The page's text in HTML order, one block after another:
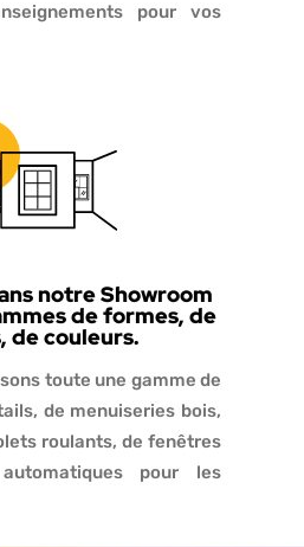
pour vos
notre Showroom
de formes, de
de couleurs.
toute une gamme de
de menuiseries bois,
roulants, de fenêtres
pour les